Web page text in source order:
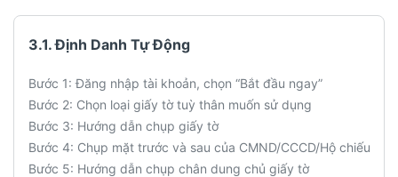
3.1. Định Danh Tự Động
Bước 1: Đăng nhập tài khoản, chọn “Bắt đầu ngay”
Bước 2: Chọn loại giấy tờ tuỳ thân muốn sử dụng
Bước 3: Hướng dẫn chụp giấy tờ
Bước 4: Chụp mặt trước và sau của CMND/CCCD/Hộ chiếu
Bước 5: Hướng dẫn chụp chân dung chủ giấy tờ